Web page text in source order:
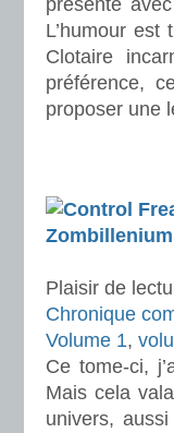
présente
L’humour
Clotaire
préférence,
proposer une
Plaisir de
Chronique
Volume 1,
Ce tome-ci,
Mais cela
univers,